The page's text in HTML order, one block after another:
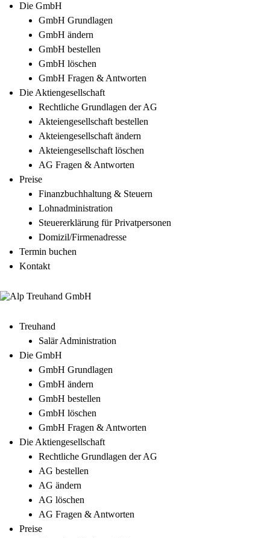
Die GmbH
GmbH Grundlagen
GmbH ändern
GmbH bestellen
GmbH löschen
GmbH Fragen & Antworten
Die Aktiengesellschaft
Rechtliche Grundlagen der AG
Akteiengesellschaft bestellen
Akteiengesellschaft ändern
Akteiengesellschaft löschen
AG Fragen & Antworten
Preise
Finanzbuchhaltung & Steuern
Lohnadministration
Steuererklärung für Privatpersonen
Domizil/Firmenadresse
Termin buchen
Kontakt
Treuhand
Salär Administration
Die GmbH
GmbH Grundlagen
GmbH ändern
GmbH bestellen
GmbH löschen
GmbH Fragen & Antworten
Die Aktiengesellschaft
Rechtliche Grundlagen der AG
AG bestellen
AG ändern
AG löschen
AG Fragen & Antworten
Preise